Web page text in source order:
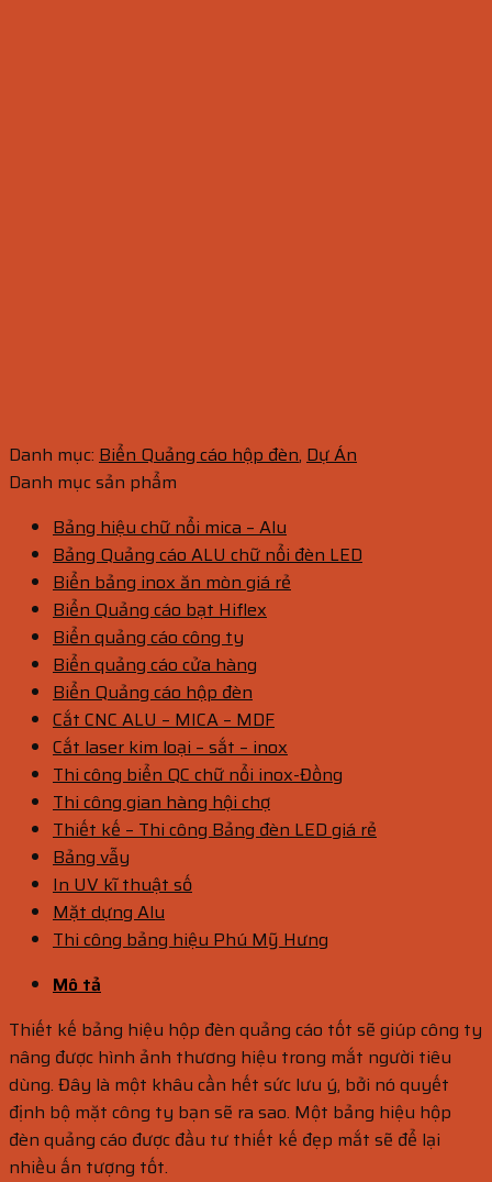
Danh mục: Biển Quảng cáo hộp đèn, Dự Án
Danh mục sản phẩm
Bảng hiệu chữ nổi mica – Alu
Bảng Quảng cáo ALU chữ nổi đèn LED
Biển bảng inox ăn mòn giá rẻ
Biển Quảng cáo bạt Hiflex
Biển quảng cáo công ty
Biển quảng cáo cửa hàng
Biển Quảng cáo hộp đèn
Cắt CNC ALU – MICA – MDF
Cắt laser kim loại – sắt – inox
Thi công biển QC chữ nổi inox-Đồng
Thi công gian hàng hội chợ
Thiết kế – Thi công Bảng đèn LED giá rẻ
Bảng vẫy
In UV kĩ thuật số
Mặt dựng Alu
Thi công bảng hiệu Phú Mỹ Hưng
Mô tả
Thiết kế bảng hiệu hộp đèn quảng cáo tốt sẽ giúp công ty
nâng được hình ảnh thương hiệu trong mắt người tiêu
dùng. Đây là một khâu cần hết sức lưu ý, bởi nó quyết
định bộ mặt công ty bạn sẽ ra sao. Một bảng hiệu hộp
đèn quảng cáo được đầu tư thiết kế đẹp mắt sẽ để lại
nhiều ấn tượng tốt.